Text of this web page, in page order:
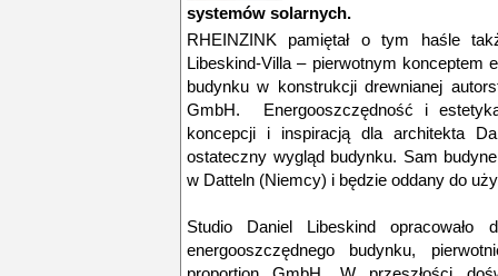
systemów solarnych.
RHEINZINK pamiętał o tym haśle
Libeskind-Villa – pierwotnym konceptem
budynku w konstrukcji drewnianej
GmbH. Energooszczędność i
koncepcji i inspiracją dla architekta
ostateczny wygląd budynku. Sam
w Datteln (Niemcy) i będzie oddany do
Studio Daniel Libeskind opracowało
energooszczędnego budynku,